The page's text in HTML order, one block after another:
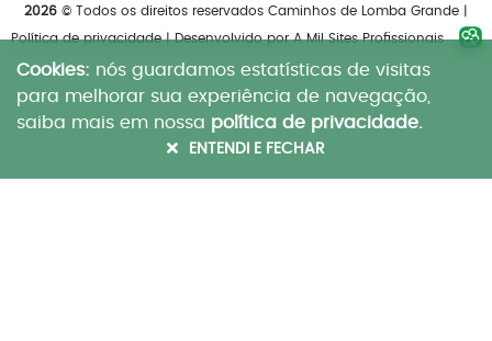
2026 © Todos os direitos reservados Caminhos de Lomba Grande |
Política de privacidade| Desenvolvido porA Mil Sites Profissionais
Cookies: nós guardamos estatísticas de visitas
para melhorar sua experiência de navegação,
saiba mais em nossa política de privacidade.
ENTENDI E FECHAR